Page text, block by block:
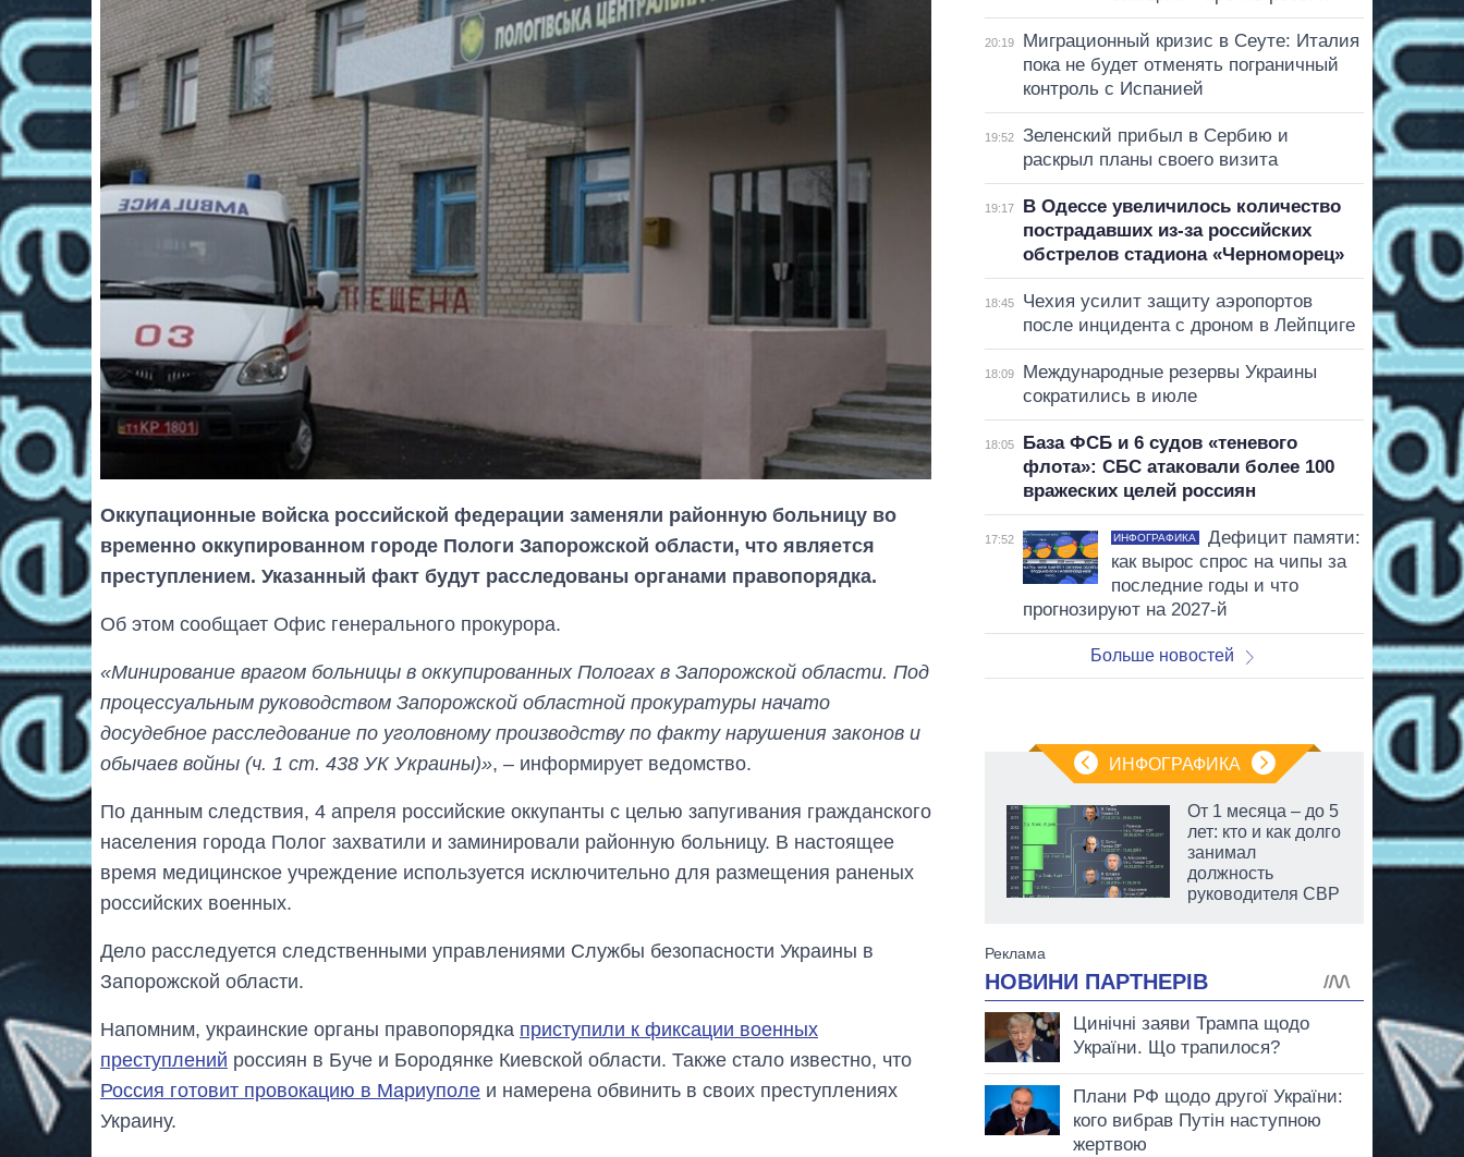
Оккупационные войска российской федерации заменяли районную больницу во
временно оккупированном городе Пологи Запорожской области, что является
преступлением. Указанный факт будут расследованы органами правопорядка.
Об этом сообщает Офис генерального прокурора.
«Минирование врагом больницы в оккупированных Пологах в Запорожской области. Под
процессуальным руководством Запорожской областной прокуратуры начато
досудебное расследование по уголовному производству по факту нарушения законов и
обычаев войны (ч. 1 ст. 438 УК Украины)», – информирует ведомство.
По данным следствия, 4 апреля российские оккупанты с целью запугивания гражданского
населения города Полог захватили и заминировали районную больницу. В настоящее
время медицинское учреждение используется исключительно для размещения раненых
российских военных.
Дело расследуется следственными управлениями Службы безопасности Украины в
Запорожской области.
Напомним, украинские органы правопорядка приступили к фиксации военных
преступлений россиян в Буче и Бородянке Киевской области. Также стало известно, что
Россия готовит провокацию в Мариуполе и намерена обвинить в своих преступлениях
Украину.
20:19
Миграционный кризис в Сеуте: Италия
пока не будет отменять пограничный
контроль с Испанией
19:52
Зеленский прибыл в Сербию и
раскрыл планы своего визита
19:17
В Одессе увеличилось количество
пострадавших из-за российских
обстрелов стадиона «Черноморец»
18:45
Чехия усилит защиту аэропортов
после инцидента с дроном в Лейпциге
18:09
Международные резервы Украины
сократились в июле
18:05
База ФСБ и 6 судов «теневого
флота»: СБС атаковали более 100
вражеских целей россиян
17:52 ИНФОГРАФИКА
Дефицит памяти:
как вырос спрос на чипы за
последние годы и что
прогнозируют на 2027-й
Больше новостей
ИНФОГРАФИКА
Как за 10 лет
количество
поступающих в
От 1 месяца – до 5
лет: кто и как долго
занимал
должность
руководителя СВР